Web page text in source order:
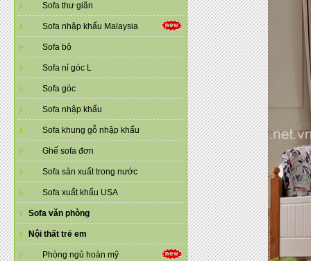
Sofa thư giãn
Sofa nhập khẩu Malaysia
Sofa bộ
Sofa nỉ góc L
Sofa góc
Sofa nhập khẩu
Sofa khung gỗ nhập khẩu
Ghế sofa đơn
Sofa sản xuất trong nước
Sofa xuất khẩu USA
Sofa văn phòng
Nội thất trẻ em
Phòng ngủ hoàn mỹ